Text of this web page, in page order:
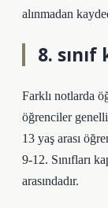
alınmadan
8. sınıf
Farklı notlarda
öğrenciler
13 yaş arası
9-12. Sınıfları
arasındadır.